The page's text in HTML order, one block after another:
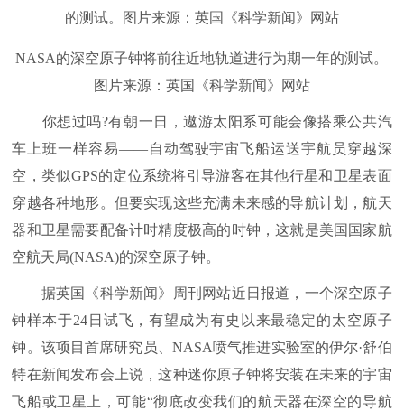
NASA的深空原子钟将前往近地轨道进行为期一年的测试。
图片来源：英国《科学新闻》网站
你想过吗?有朝一日，遨游太阳系可能会像搭乘公共汽
车上班一样容易——自动驾驶宇宙飞船运送宇航员穿越深
空，类似GPS的定位系统将引导游客在其他行星和卫星表面
穿越各种地形。但要实现这些充满未来感的导航计划，航天
器和卫星需要配备计时精度极高的时钟，这就是美国国家航
空航天局(NASA)的深空原子钟。
据英国《科学新闻》周刊网站近日报道，一个深空原子
钟样本于24日试飞，有望成为有史以来最稳定的太空原子
钟。该项目首席研究员、NASA喷气推进实验室的伊尔·舒伯
特在新闻发布会上说，这种迷你原子钟将安装在未来的宇宙
飞船或卫星上，可能“彻底改变我们的航天器在深空的导航